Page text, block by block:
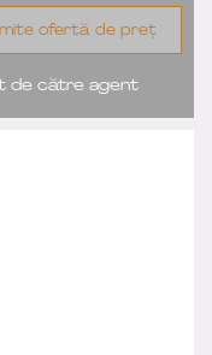
ofertă de preț
de către agent